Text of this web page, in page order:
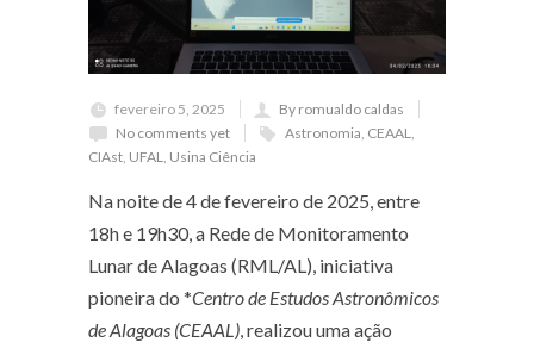
fevereiro 5, 2025
By romualdo caldas
No comments yet
Astronomia, CEAAL,
CIAst, UFAL, Usina Ciência
Na noite de 4 de fevereiro de 2025, entre
18h e 19h30, a Rede de Monitoramento
Lunar de Alagoas (RML/AL), iniciativa
pioneira do *Centro de Estudos Astronômicos
de Alagoas (CEAAL), realizou uma ação